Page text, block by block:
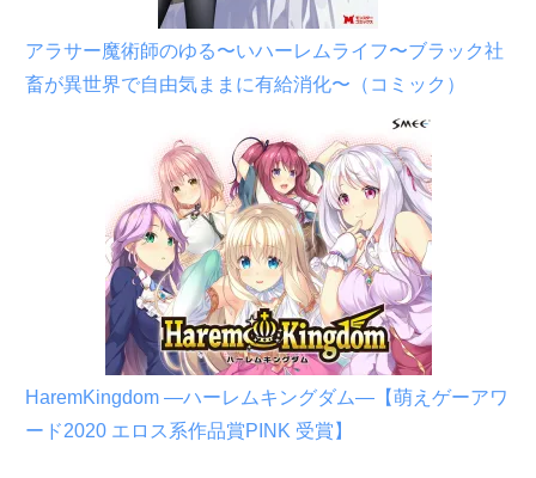
アラサー魔術師のゆる〜いハーレムライフ〜ブラック社
畜が異世界で自由気ままに有給消化〜（コミック）
HaremKingdom ―ハーレムキングダム―【萌えゲーアワ
ード2020 エロス系作品賞PINK 受賞】